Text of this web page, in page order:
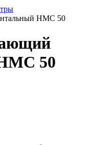
HMC 50
50